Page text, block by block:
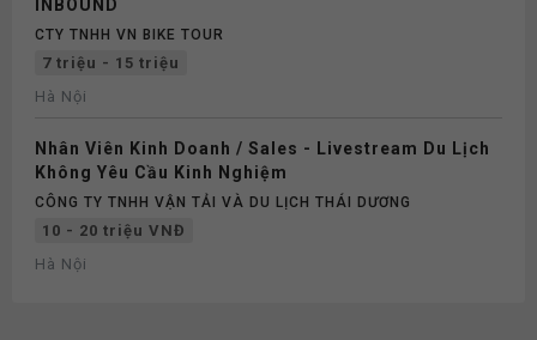
INBOUND
CTY TNHH VN BIKE TOUR
7 triệu - 15 triệu
Hà Nội
Nhân Viên Kinh Doanh / Sales - Livestream Du Lịch
Không Yêu Cầu Kinh Nghiệm
CÔNG TY TNHH VẬN TẢI VÀ DU LỊCH THÁI DƯƠNG
10 - 20 triệu VNĐ
Hà Nội